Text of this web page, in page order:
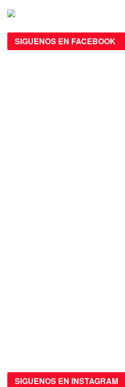
SIGUENOS EN FACEBOOK
SIGUENOS EN INSTAGRAM